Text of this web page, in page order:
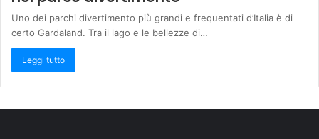
Uno dei parchi divertimento più grandi e frequentati d’Italia è di
certo Gardaland. Tra il lago e le bellezze di…
Leggi tutto